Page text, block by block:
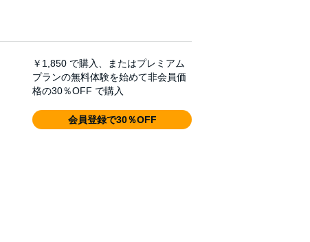
￥1,850 で購入、またはプレミアム
プランの無料体験を始めて非会員価
格の30％OFF で購入
会員登録で30％OFF